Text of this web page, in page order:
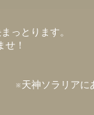
っとります。
！
※天神ソラリアに